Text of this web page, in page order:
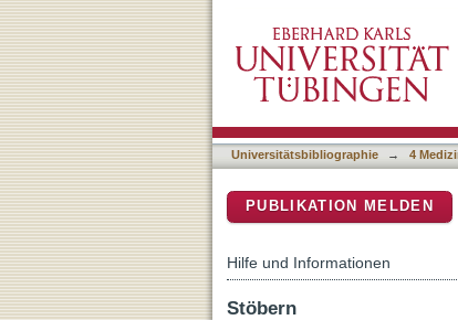
Achromatopsia
Universitätsbibliographie → 4
PUBLIKATION MELDEN
Hilfe und Informationen
Stöbern